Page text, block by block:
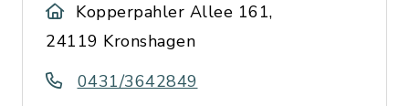
Kopperpahler Allee 161,
24119 Kronshagen
0431/3642849